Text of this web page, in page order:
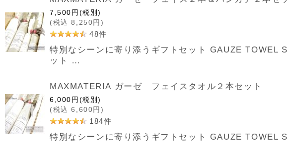
7,500円 (税別)
(税込 8,250円)
48件
特別なシーンに寄り添うギフトセット GAUZE
ット …
MAXMATERIA ガーゼ フェイスタオル２本セット
6,000円 (税別)
(税込 6,600円)
184件
特別なシーンに寄り添うギフトセット GAUZE